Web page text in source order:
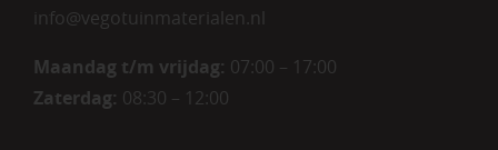
info@vegotuinmaterialen.nl
Maandag t/m vrijdag: 07:00 – 17:00
Zaterdag: 08:30 – 12:00